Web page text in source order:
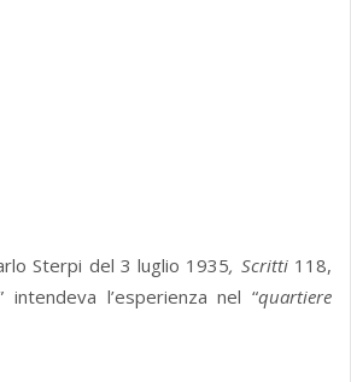
Sterpi del 3 luglio 1935, Scritti118,
intendeva l’esperienza nel “quartiere